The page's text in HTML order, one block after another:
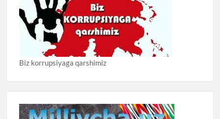
Biz korrupsiyaga qarshimiz